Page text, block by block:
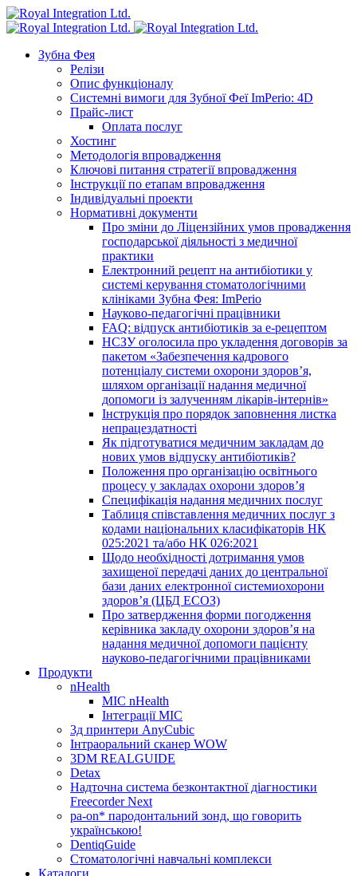
Зубна Фея
Релізи
Опис функціоналу
Системні вимоги для Зубної Феї ImPerio: 4D
Прайс-лист
Оплата послуг
Хостинг
Методологія впровадження
Ключові питання стратегії впровадження
Інструкції по етапам впровадження
Індивідуальні проекти
Нормативні документи
Про зміни до Ліцензійних умов провадження
господарської діяльності з медичної
практики
Електронний рецепт на антибіотики у
системі керування стоматологічними
клініками Зубна Фея: ImPerio
Науково-педагогічні працівники
FAQ: відпуск антибіотиків за е-рецептом
НСЗУ оголосила про укладення договорів за
пакетом «Забезпечення кадрового
потенціалу системи охорони здоров’я,
шляхом організації надання медичної
допомоги із залученням лікарів-інтернів»
Інструкція про порядок заповнення листка
непрацездатності
Як підготуватися медичним закладам до
нових умов відпуску антибіотиків?
Положення про організацію освітнього
процесу у закладах охорони здоров’я
Специфікація надання медичних послуг
Таблиця співставлення медичних послуг з
кодами національних класифікаторів НК
025:2021 та/або НК 026:2021
Щодо необхідності дотримання умов
захищеної передачі даних до центральної
бази даних електронної системиохорони
здоров’я (ЦБД ЕСОЗ)
Про затвердження форми погодження
керівника закладу охорони здоров’я на
надання медичної допомоги пацієнту
науково-педагогічними працівниками
Продукти
nHealth
МІС nHealth
Інтеграції МІС
3д принтери AnyCubic
Інтраоральний сканер WOW
3DM REALGUIDE
Detax
Надточна система безконтактної діагностики
Freecorder Next
pa-on* пародонтальний зонд, що говорить
українською!
DentiqGuide
Стоматологічні навчальні комплекси
Каталоги